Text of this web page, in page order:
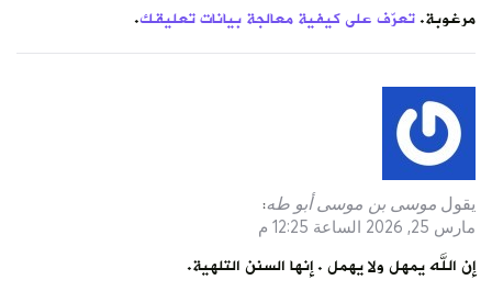
مرغوبة.تعرّف على كيفية معالجة بيانات تعليقك.
يقول موسى بن موسى أبو طه:
مارس 25, 2026 الساعة 12:25 م
إن الله يمهل ولا يهمل . إنها السنن التلهية.